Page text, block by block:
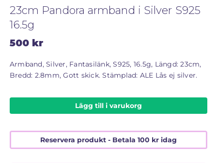
STORLEKSGUIDE FÖR RINGAR
SÅ FUNGERAR KÖP MED PANTLÅN
23cm Pandora armband i Silver S925
16.5g
500 kr
Armband, Silver, Fantasilänk, S925, 16.5g, Längd: 23cm,
Bredd: 2.8mm, Gott skick. Stämplad: ALE Lås ej silver.
Lägg till i varukorg
Reservera produkt - Betala 100 kr idag